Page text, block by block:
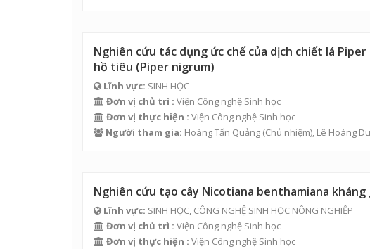
Nghiên cứu tác dụng ức chế của dịch chiết lá
hồ tiêu (Piper nigrum)
Lĩnh vực: SINH HỌC
Đơn vị chủ trì : Viện Công nghệ Sinh học
Đơn vị thực hiện : Viện Công nghệ Sinh học
Người tham gia: Hoàng Tấn Quảng (Chủ nhiệm), Lê Hoàng
Nghiên cứu tạo cây Nicotiana benthamiana kháng
Lĩnh vực: SINH HỌC, CÔNG NGHỆ SINH HỌC NÔNG NGHIỆP
Đơn vị chủ trì : Viện Công nghệ Sinh học
Đơn vị thực hiện : Viện Công nghệ Sinh học